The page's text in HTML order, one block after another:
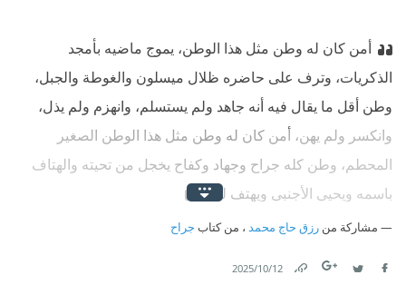
أمن كان له وطن مثل هذا الوطن، يموج ماضيه بأمجد
الذكريات، وترف على حاضره ظلال ميسلون والغوطة والجبل،
وطن أقل ما يقال فيه أنه جاهد ولم يستسلم، وانهزم ولم يذل،
وانكسر ولم يهن، أمن كان له وطن مثل هذا الوطن الصغير
المحطم، وطن كله جراح وجهاد وكفاح يخجل من تحيته والهتاف
باسمه ويحيي الأجنبي ويهتف له؟
مشاركة من رزق حاج محمد ، من كتاب جراح
12‏/10‏/2025